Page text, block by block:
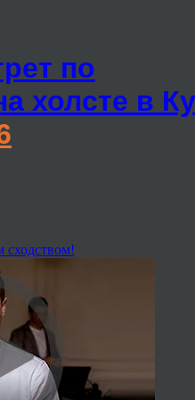
по
холсте в
сходством!